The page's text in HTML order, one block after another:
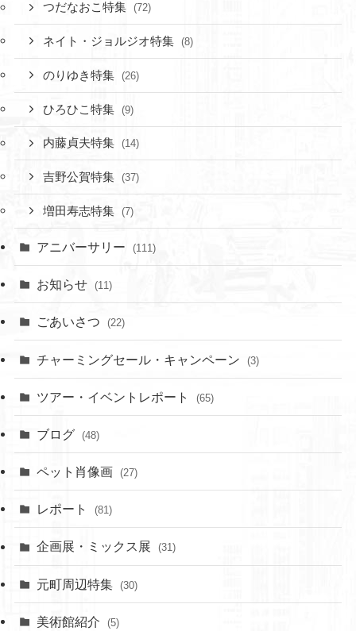
つだなおこ特集 (72)
ネイト・ジョルジオ特集 (8)
のりゆき特集 (26)
ひろひこ特集 (9)
内藤貞夫特集 (14)
吉野公賀特集 (37)
増田寿志特集 (7)
アニバーサリー (111)
お知らせ (11)
ごあいさつ (22)
チャーミングセール・キャンペーン (3)
ツアー・イベントレポート (65)
ブログ (48)
ペット肖像画 (27)
レポート (81)
企画展・ミックス展 (31)
元町周辺特集 (30)
美術館紹介 (5)